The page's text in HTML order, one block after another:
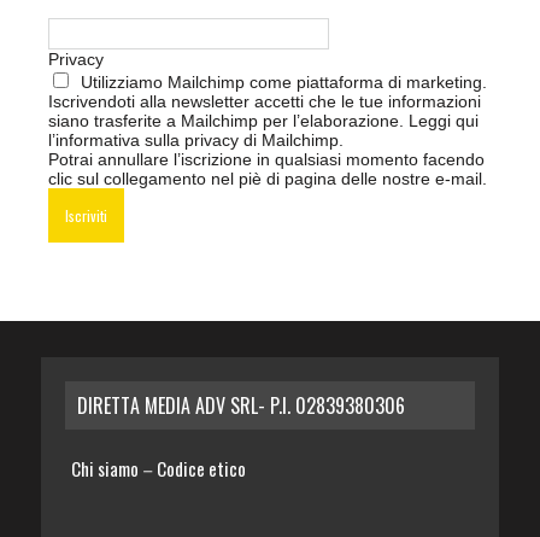
Privacy
Utilizziamo Mailchimp come piattaforma di marketing.
Iscrivendoti alla newsletter accetti che le tue informazioni
siano trasferite a Mailchimp per l’elaborazione. Leggi qui
l’informativa sulla privacy di Mailchimp
Potrai annullare l’iscrizione in qualsiasi momento facendo
clic sul collegamento nel piè di pagina delle nostre e-mail.
DIRETTA MEDIA ADV SRL- P.I. 02839380306
Chi siamo – Codice etico